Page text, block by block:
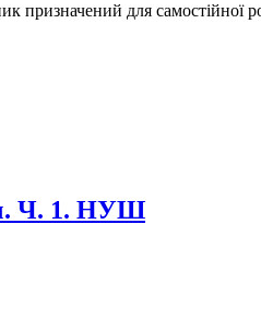
призначений для самостійної
ч. Ч. 1. НУШ